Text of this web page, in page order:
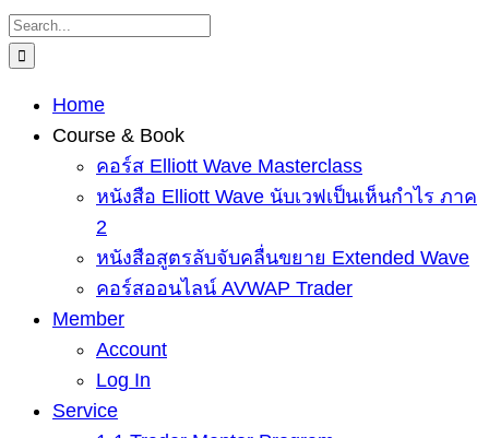
Skip
to
Search
for:
Home
Course & Book
คอร์ส Elliott Wave Masterclass
หนังสือ Elliott Wave นับเวฟเป็นเห็นกำไร ภาค
2
หนังสือสูตรลับจับคลื่นขยาย Extended Wave
คอร์สออนไลน์ AVWAP Trader
Member
Account
Log In
Service